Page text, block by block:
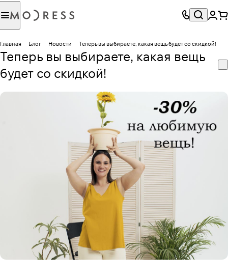
Главная Блог Новости Теперь вы выбираете, какая вещь будет со скидкой!
Теперь вы выбираете, какая вещь
будет со скидкой!